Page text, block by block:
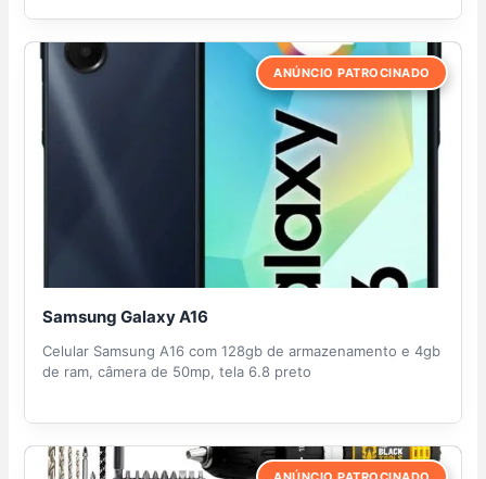
ANÚNCIO PATROCINADO
Samsung Galaxy A16
Celular Samsung A16 com 128gb de armazenamento e 4gb
de ram, câmera de 50mp, tela 6.8 preto